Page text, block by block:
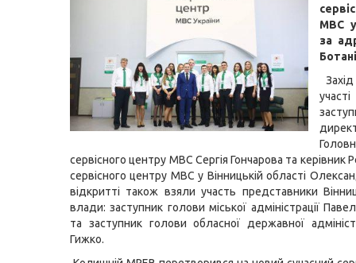
МВС у
за
сервісного центру МВС Сергія Гончарова та керівник
сервісного центру МВС у Вінницькій області
відкритті також взяли участь представники
влади: заступник голови міської адміністрації
та заступник голови обласної державної
Гижко.